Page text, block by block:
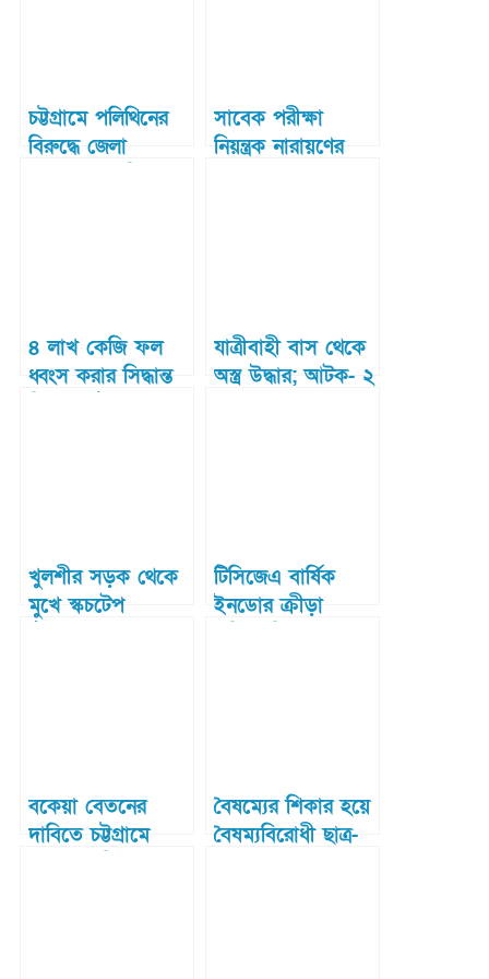
চট্টগ্রামে পলিথিনের
বিরুদ্ধে জেলা
সাবেক পরীক্ষা
নিয়ন্ত্রক নারায়ণের
৪ লাখ কেজি ফল
ধ্বংস করার সিদ্ধান্ত
যাত্রীবাহী বাস থেকে
অস্ত্র উদ্ধার; আটক- ২
খুলশীর সড়ক থেকে
মুখে স্কচটেপ
টিসিজেএ বার্ষিক
ইনডোর ক্রীড়া
বকেয়া বেতনের
দাবিতে চট্টগ্রামে
বৈষম্যের শিকার হয়ে
বৈষম্যবিরোধী ছাত্র-